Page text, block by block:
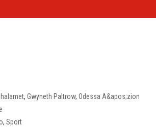
, Gwyneth Paltrow, Odessa A&apos;zion
, Sport